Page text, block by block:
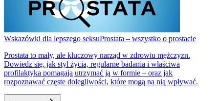
Wskazówki dla lepszego seksuProstata – wszystko o prostacie
Prostata to mały, ale kluczowy narząd w zdrowiu mężczyzn.
Dowiedz się, jak styl życia, regularne badania i właściwa
profilaktyka pomagają utrzymać ją w formie – oraz jak
rozpoznawać częste dolegliwości, które mogą na nią wpływać.